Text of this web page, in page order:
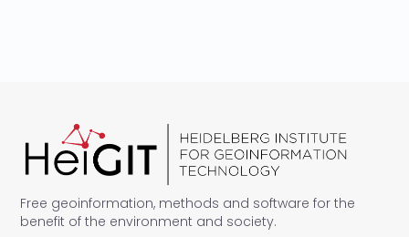
Free geoinformation, methods and software for the
benefit of the environment and society.